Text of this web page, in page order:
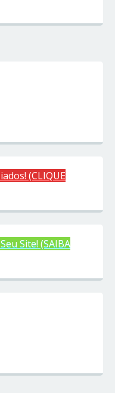
(CLIQUE
Site! (SAIBA